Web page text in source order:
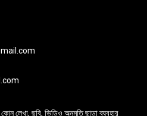
লেখা, ছবি, ভিডিও অনুমতি ছাড়া ব্যবহার